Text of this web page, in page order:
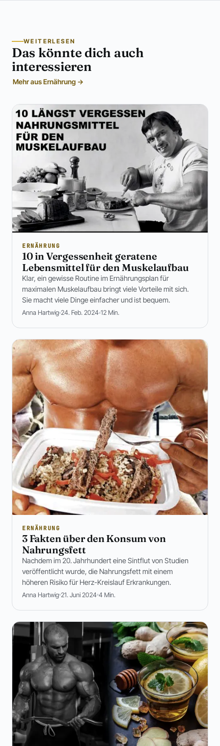
WEITERLESEN
Das könnte dich auch
interessieren
Mehr aus Ernährung →
ERNÄHRUNG
10 in Vergessenheit geratene
Lebensmittel für den Muskelaufbau
Klar, ein gewisse Routine im Ernährungsplan für
maximalen Muskelaufbau bringt viele Vorteile mit sich.
Sie macht viele Dinge einfacher und ist bequem.
Anna Hartwig 24. Feb. 2024 12 Min.
ERNÄHRUNG
3 Fakten über den Konsum von
Nahrungsfett
Nachdem im 20. Jahrhundert eine Sintflut von Studien
veröffentlicht wurde, die Nahrungsfett mit einem
höheren Risiko für Herz-Kreislauf Erkrankungen.
Anna Hartwig 21. Juni 2024 4 Min.